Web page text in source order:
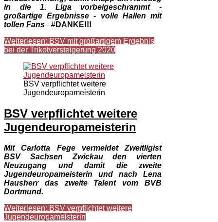
in die 1. Liga vorbeigeschrammt -
großartige Ergebnisse - volle Hallen mit
tollen Fans - #DANKE!!!
Weiterlesen: BSV mit großartigem Ergebnis
bei der Trikotversteigerung 2020
BSV verpflichtet weitere
Jugendeuropameisterin
BSV verpflichtet weitere
Jugendeuropameisterin
Mit Carlotta Fege vermeldet Zweitligist
BSV Sachsen Zwickau den vierten
Neuzugang und damit die zweite
Jugendeuropameisterin und nach Lena
Hausherr das zweite Talent vom BVB
Dortmund.
Weiterlesen: BSV verpflichtet weitere
Jugendeuropameisterin